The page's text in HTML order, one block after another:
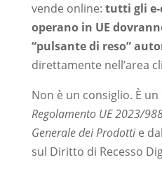
vende online: tutti gli e-
operano in UE
“pulsante di reso”
direttamente nell’area
Non è un consiglio. È
Regolamento UE 2023/
Generale dei Prodottie
sul Diritto di Recesso